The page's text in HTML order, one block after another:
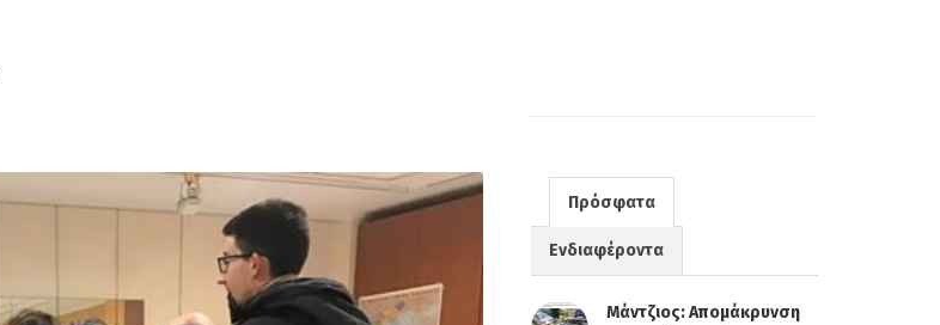
Πρόσφατα
Ενδιαφέροντα
Μάντζιος: Απομάκρυνση